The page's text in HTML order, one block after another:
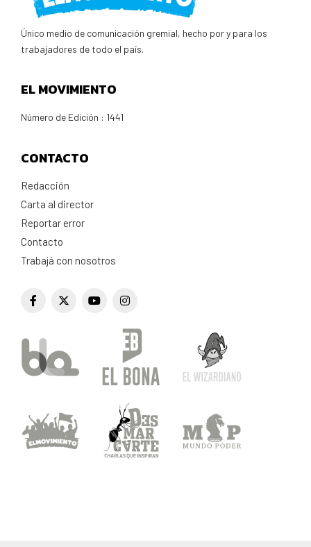
Único medio de comunicación gremial, hecho por y para los
trabajadores de todo el país.
EL MOVIMIENTO
Número de Edición : 1441
CONTACTO
Redacción
Carta al director
Reportar error
Contacto
Trabajá con nosotros